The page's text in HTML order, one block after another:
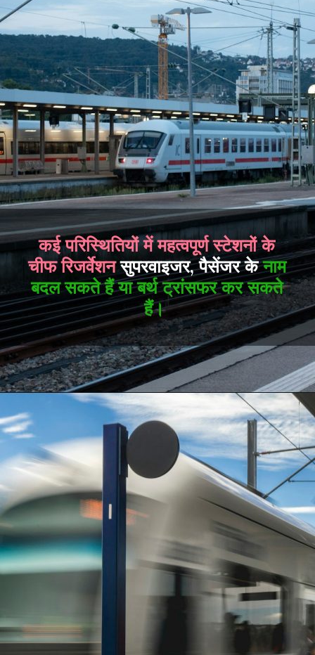
कई परिस्थितियों में महत्वपूर्ण स्टेशनों के
चीफ रिजर्वेशनसुपरवाइजर, पैसेंजर केनाम
बदल सकते हैं या बर्थ ट्रांसफर कर सकते
हैं।